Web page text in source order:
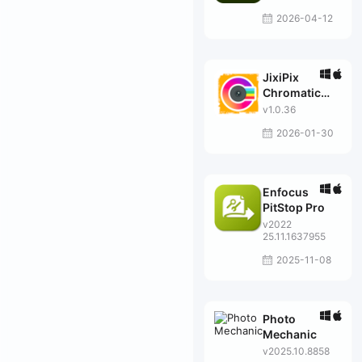
2026-04-12
JixiPix
Chromatic
Edges
v1.0.36
2026-01-30
Enfocus
PitStop Pro
v2022
25.11.1637955
2025-11-08
Photo
Mechanic
v2025.10.8858